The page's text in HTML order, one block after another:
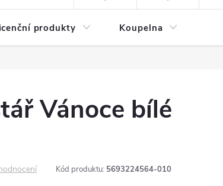
produkty Koupelna
Vánoce bílé
Kód produktu: 5693224564-010